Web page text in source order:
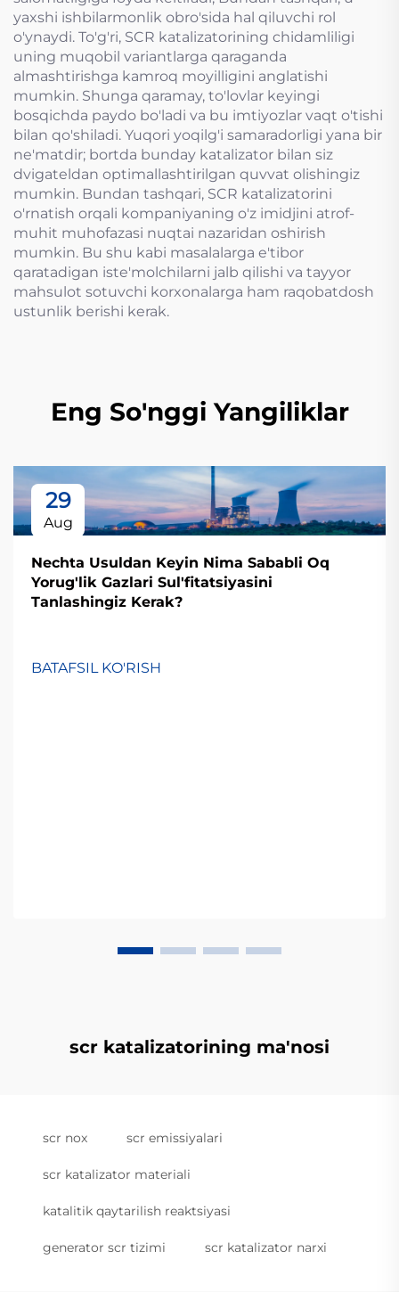
yaxshi ishbilarmonlik obro'sida hal qiluvchi rol
o'ynaydi. To'g'ri, SCR katalizatorining chidamliligi
uning muqobil variantlarga qaraganda
almashtirishga kamroq moyilligini anglatishi
mumkin. Shunga qaramay, to'lovlar keyingi
bosqichda paydo bo'ladi va bu imtiyozlar vaqt o'tishi
bilan qo'shiladi. Yuqori yoqilg'i samaradorligi yana bir
ne'matdir; bortda bunday katalizator bilan siz
dvigateldan optimallashtirilgan quvvat olishingiz
mumkin. Bundan tashqari, SCR katalizatorini
o'rnatish orqali kompaniyaning o'z imidjini atrof-
muhit muhofazasi nuqtai nazaridan oshirish
mumkin. Bu shu kabi masalalarga e'tibor
qaratadigan iste'molchilarni jalb qilishi va tayyor
mahsulot sotuvchi korxonalarga ham raqobatdosh
ustunlik berishi kerak.
Eng So'nggi Yangiliklar
29
Aug
Nechta Usuldan Keyin Nima Sababli Oq
Yorug'lik Gazlari Sul'fitatsiyasini
Tanlashingiz Kerak?
BATAFSIL KO'RISH
scr katalizatorining ma'nosi
scr nox scr emissiyalari
scr katalizator materiali
katalitik qaytarilish reaktsiyasi
generator scr tizimi scr katalizator narxi